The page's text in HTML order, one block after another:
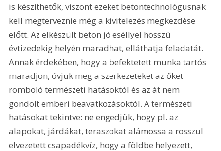
is készíthetők, viszont ezeket betontechnológusnak
kell megterveznie még a kivitelezés megkezdése
előtt. Az elkészült beton jó eséllyel hosszú
évtizedekig helyén maradhat, elláthatja feladatát.
Annak érdekében, hogy a befektetett munka tartós
maradjon, óvjuk meg a szerkezeteket az őket
romboló természeti hatásoktól és az át nem
gondolt emberi beavatkozásoktól. A természeti
hatásokat tekintve: ne engedjük, hogy pl. az
alapokat, járdákat, teraszokat alámossa a rosszul
elvezetett csapadékvíz, hogy a földbe helyezett,